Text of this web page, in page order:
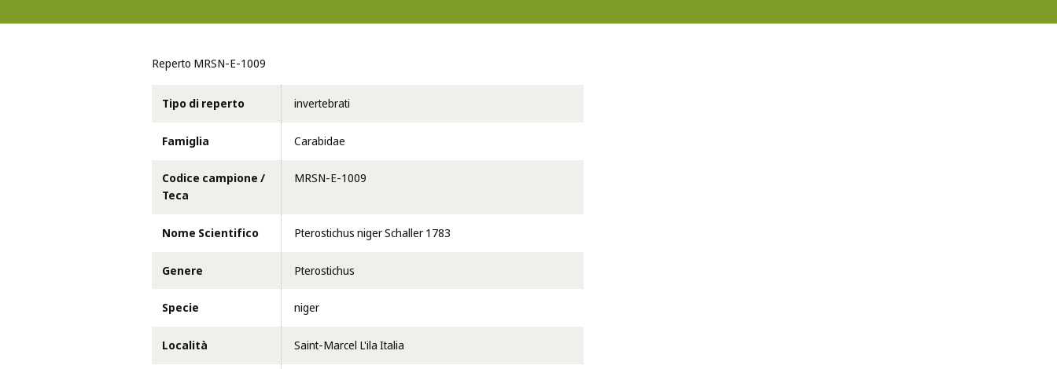
Reperto MRSN-E-1009
Tipo di reperto invertebrati
Famiglia Carabidae
Codice campione /
Teca
MRSN-E-1009
Nome Scientifico Pterostichus niger Schaller 1783
Genere Pterostichus
Specie niger
Località Saint-Marcel L'ila Italia